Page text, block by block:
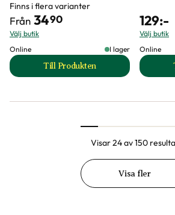
Finns i flera varianter
Från 3490
Välj butik
Online
I lager
Till Produkten
till Ljustake Nilea
129:-
Välj butik
Online
Visar 24 av 150
Visa fler